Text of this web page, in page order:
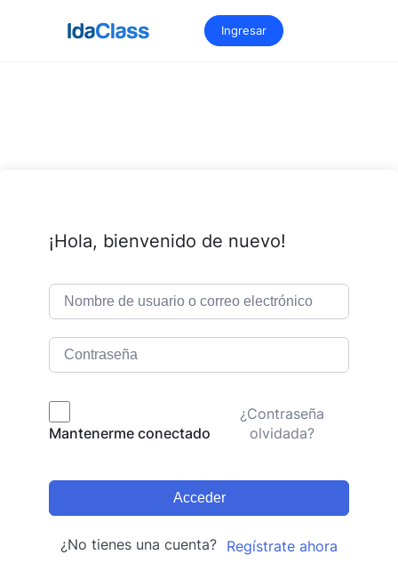
Ingresar
¡Hola, bienvenido de nuevo!
Mantenerme conectado
¿Contraseña
olvidada?
Acceder
¿No tienes una cuenta? Regístrate ahora